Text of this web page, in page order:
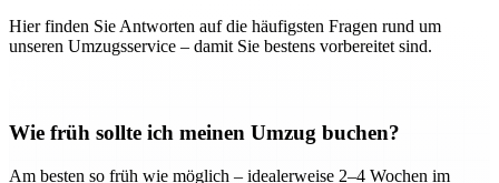
Hier finden Sie Antworten auf die häufigsten Fragen rund um
unseren Umzugsservice – damit Sie bestens vorbereitet sind.
Wie früh sollte ich meinen Umzug buchen?
Am besten so früh wie möglich – idealerweise 2–4 Wochen im